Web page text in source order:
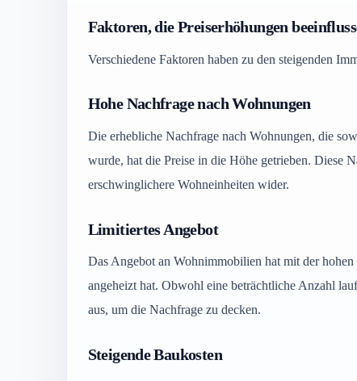
Faktoren, die Preiserhöhungen
Verschiedene Faktoren haben zu den steigenden
Hohe Nachfrage nach Wohnungen
Die erhebliche Nachfrage nach Wohnungen, die
wurde, hat die Preise in die Höhe getrieben. Diese
erschwinglichere Wohneinheiten wider.
Limitiertes Angebot
Das Angebot an Wohnimmobilien hat mit der
angeheizt hat. Obwohl eine beträchtliche Anzahl
aus, um die Nachfrage zu decken.
Steigende Baukosten